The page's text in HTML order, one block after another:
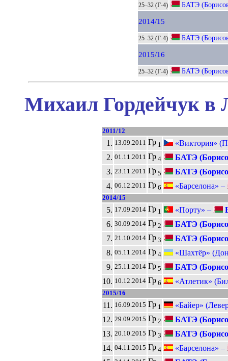
25–32 (Г-4) БАТЭ
2014/15
25–32 (Г-4) БАТЭ
2015/16
25–32 (Г-4) БАТЭ
Михаил Гордейчук в
2011/12
1. 13.09.2011 Гр 1
«Виктория»
2. 01.11.2011 Гр 4
БАТЭ
3. 23.11.2011 Гр 5
БАТЭ
4. 06.12.2011 Гр 6 «Барселона» –
2014/15
5. 17.09.2014 Гр 1 «Порту» –
6. 30.09.2014 Гр 2
БАТЭ
7. 21.10.2014 Гр 3
БАТЭ
8. 05.11.2014 Гр 4
«Шахтёр»
9. 25.11.2014 Гр 5
БАТЭ
10. 10.12.2014 Гр 6 «Атлетик»
2015/16
11. 16.09.2015 Гр 1
«Байер»
12. 29.09.2015 Гр 2
БАТЭ
13. 20.10.2015 Гр 3
БАТЭ
14. 04.11.2015 Гр 4
«Барселона» –